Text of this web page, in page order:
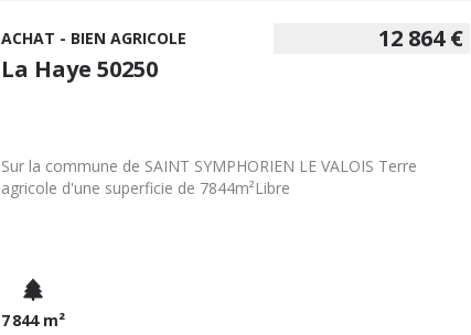
12 864 €
ACHAT - BIEN AGRICOLE
La Haye 50250
Sur la commune de SAINT SYMPHORIEN LE VALOIS Terre
agricole d'une superficie de 7844m²Libre
7 844 m²